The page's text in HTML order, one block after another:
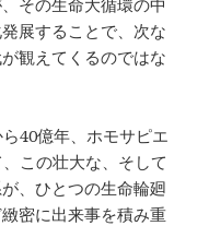
展することで、次な
観えてくるのではな
40億年、ホモサピエ
この壮大な、そして
、ひとつの生命輪廻
密に出来事を積み重